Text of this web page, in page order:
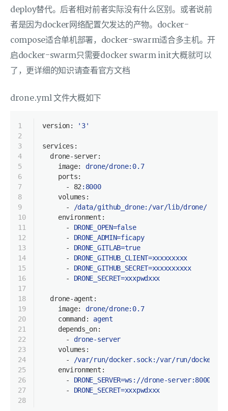
deploy替代。后者相对前者实际没有什么区别。或者说前
者是因为docker网络配置欠发达的产物。docker-
compose适合单机部署，docker-swarm适合多主机。开
启docker-swarm只需要docker swarm init大概就可以
了，更详细的知识请查看官方文档
drone.yml 文件大概如下
1
2
3
4
5
6
7
8
9
10
11
12
13
14
15
16
17
18
19
20
21
22
23
24
25
26
27
28
version: '3'
services:
drone-server:
image:
drone/drone:0.7
ports:
-
82 :8000
volumes:
-
/data/github_drone:/var/lib/drone/
environment:
-
DRONE_OPEN=false
-
DRONE_ADMIN=ficapy
-
DRONE_GITLAB=true
-
DRONE_GITHUB_CLIENT=xxxxxxxxx
-
DRONE_GITHUB_SECRET=xxxxxxxxxx
-
DRONE_SECRET=xxxpwdxxx
drone-agent:
image:
drone/drone:0.7
command:
agent
depends_on:
-
drone-server
volumes:
-
/var/run/docker.sock:/var/run/
environment:
-
DRONE_SERVER=ws://drone-server:8000/
-
DRONE_SECRET=xxxpwdxxx